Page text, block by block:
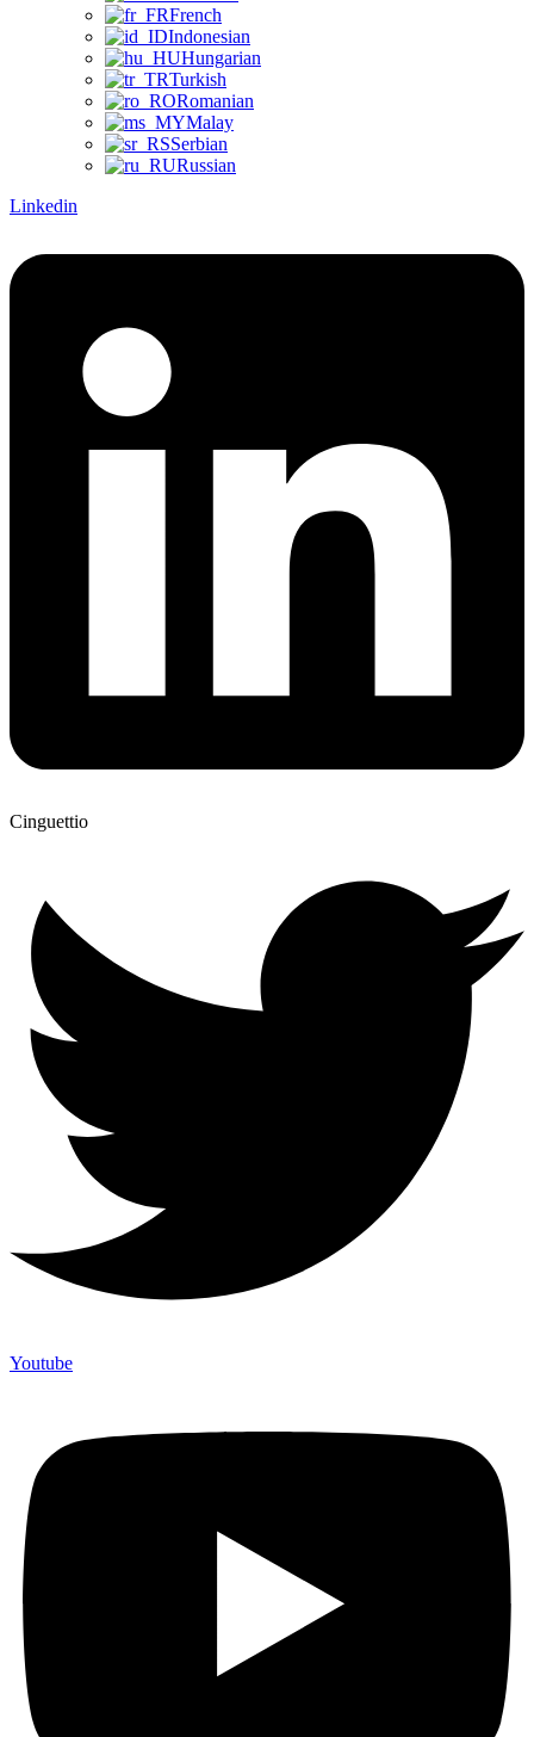
French
Indonesian
Hungarian
Turkish
Romanian
Malay
Serbian
Russian
Linkedin
Cinguettio
Youtube